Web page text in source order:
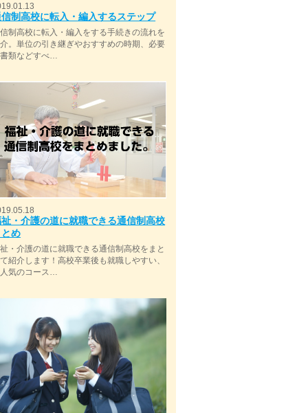
制高校に転入・編入するステップ
制高校に転入・編入をする手続きの流れを
。単位の引き継ぎやおすすめの時期、必要
類などすべ…
・介護の道に就職できる通信制高校
め
・介護の道に就職できる通信制高校をまと
紹介します！高校卒業後も就職しやすい、
気のコース…